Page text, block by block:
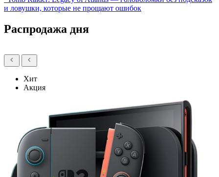
и ловушки, которые не прощают ошибок
Распродажа дня
Хит
Акция